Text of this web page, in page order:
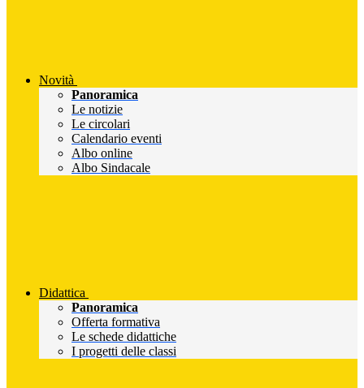
Novità
Panoramica
Le notizie
Le circolari
Calendario eventi
Albo online
Albo Sindacale
Didattica
Panoramica
Offerta formativa
Le schede didattiche
I progetti delle classi